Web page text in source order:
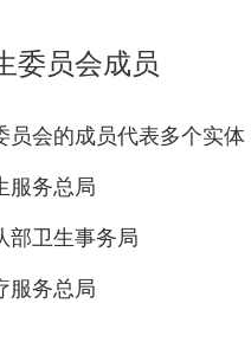
委员会成员
员会的成员代表多个实体
服务总局
部卫生事务局
服务总局